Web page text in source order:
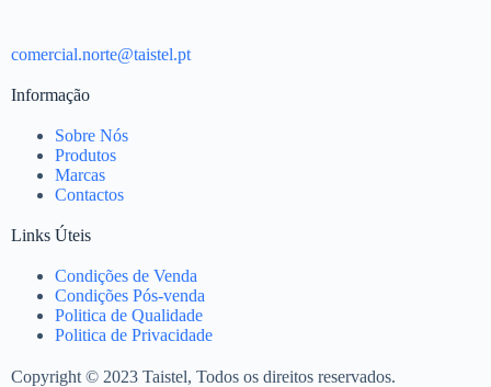
comercial.norte@taistel.pt
Informação
Sobre Nós
Produtos
Marcas
Contactos
Links Úteis
Condições de Venda
Condições Pós-venda
Politica de Qualidade
Politica de Privacidade
Copyright © 2023 Taistel, Todos os direitos reservados.